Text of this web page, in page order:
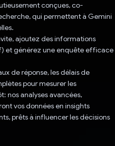
conçues, co-
qui permettent à Gemini
ajoutez des informations
et générez une enquête efficace
de réponse, les délais de
pour mesurer les
nos analyses avancées,
vos données en insights
prêts à influencer les décisions